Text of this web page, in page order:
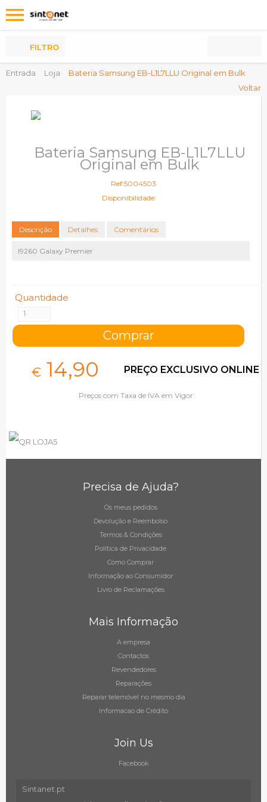
Entrada Loja
Bateria Samsung EB-L1L7LLU Original em Bulk
Voltar
FILTRO
Bateria Samsung EB-L1L7LLU
Original em Bulk
Ref:5004503
Disponibilidade:
Descrição Detalhes Comentários
I9260 Galaxy Premier
Quantidade
€ 14,90 PREÇO EXCLUSIVO ONLINE
Preços com Taxa de IVA em Vigor
Precisa de Ajuda?
Os meus pedidos
Devolução e Reembolso
Termos & Condições
Política de Privacidade
Como Comprar
Informação ao Consumidor
Livro de Reclamações
Mais Informação
A empresa
Contactos
Revendedores
Reparações
Reparar telemóvel no mesmo dia
Informacao de Crédito
Join Us
Facebook
Sintanet.pt